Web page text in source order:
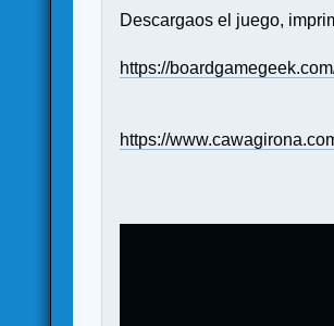
Descargaos el juego,
https://
https://